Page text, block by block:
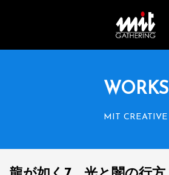
WORKS
MIT CREATIVE